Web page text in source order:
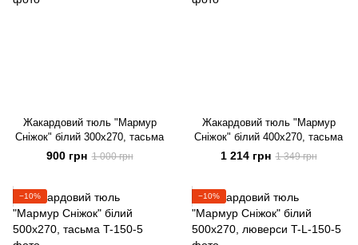
Жакардовий тюль "Мармур
Сніжок" білий 300х270, тасьма
900 грн 1 000 грн
Жакардовий тюль "Мармур
Сніжок" білий 400х270, тасьма
1 214 грн 1 349 грн
−10% −10%